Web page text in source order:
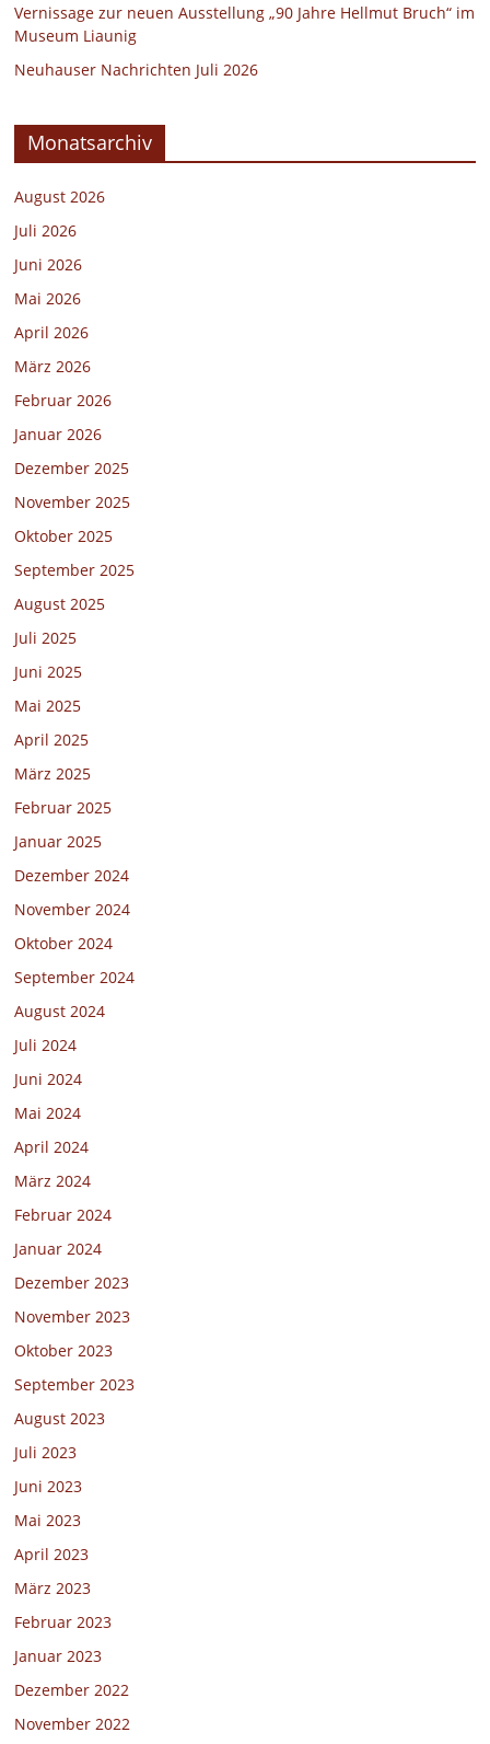
Vernissage zur neuen Ausstellung „90 Jahre Hellmut Bruch“ im
Museum Liaunig
Neuhauser Nachrichten Juli 2026
Monatsarchiv
August 2026
Juli 2026
Juni 2026
Mai 2026
April 2026
März 2026
Februar 2026
Januar 2026
Dezember 2025
November 2025
Oktober 2025
September 2025
August 2025
Juli 2025
Juni 2025
Mai 2025
April 2025
März 2025
Februar 2025
Januar 2025
Dezember 2024
November 2024
Oktober 2024
September 2024
August 2024
Juli 2024
Juni 2024
Mai 2024
April 2024
März 2024
Februar 2024
Januar 2024
Dezember 2023
November 2023
Oktober 2023
September 2023
August 2023
Juli 2023
Juni 2023
Mai 2023
April 2023
März 2023
Februar 2023
Januar 2023
Dezember 2022
November 2022